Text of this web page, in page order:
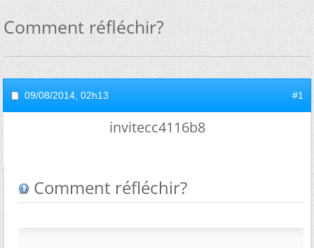
Comment réfléchir?
09/08/2014, 02h13 #1
invitecc4116b8
Comment réfléchir?